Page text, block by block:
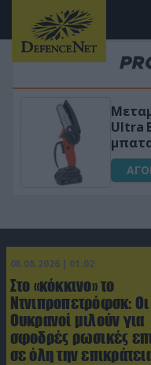
08.08.2026 | 01:02
Στο «κόκκινο» το
Ντνιπροπετρόφσκ: Οι
Ουκρανοί μιλούν για
σφοδρές ρωσικές
σε όλη την